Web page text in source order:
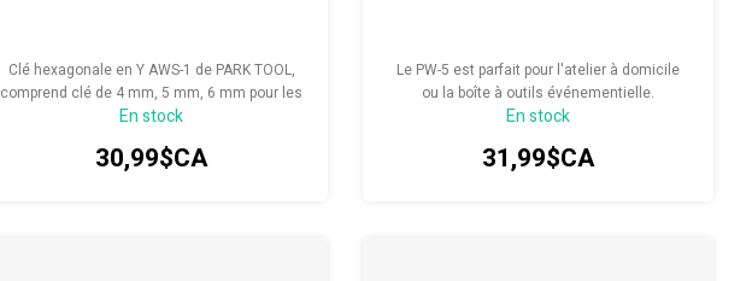
Clé hexagonale en Y AWS-1 de PARK TOOL,
comprend clé de 4 mm, 5 mm, 6 mm pour les
travaux d'entretien et de réparation de vélo à
En stock
30,99$CA
Le PW-5 est parfait pour l'atelier à domicile
ou la boîte à outils événementielle.
En stock
31,99$CA